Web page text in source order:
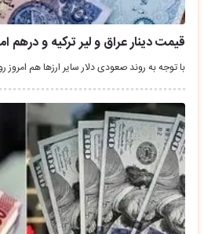
قیمت دینار عراق و لیر ترکیه و درهم
با توجه به روند صعودی دلار سایر ارزها هم